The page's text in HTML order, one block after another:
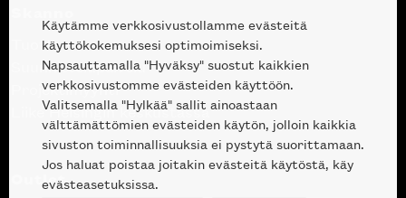
Tuotteet
Suunnittelupalvelu
Projektimyynti
Liike Helsingin keskustassa
Outlet
Käytämme verkkosivustollamme evästeitä
käyttökokemuksesi optimoimiseksi.
Napsauttamalla "Hyväksy" suostut kaikkien
verkkosivustomme evästeiden käyttöön.
Valitsemalla "Hylkää" sallit ainoastaan
välttämättömien evästeiden käytön, jolloin kaikkia
sivuston toiminnallisuuksia ei pystytä suorittamaan.
Jos haluat poistaa joitakin evästeitä käytöstä, käy
evästeasetuksissa.